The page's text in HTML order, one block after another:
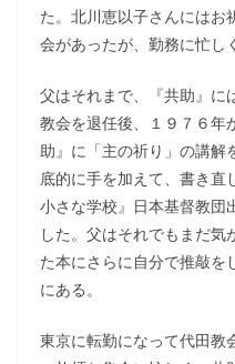
た。北川恵以子さんにはお
会があったが、勤務に忙し
父はそれまで、『共助』に
教会を退任後、１９７６年
助』に「主の祈り」の講解
底的に手を加えて、書き
小さな学校』日本基督教団
した。父はそれでもまだ
た本にさらに自分で推敲を
にある。
東京に転勤になって代田教